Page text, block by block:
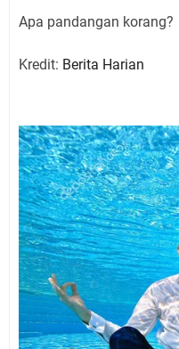
Apa pandangan korang?
Kredit: Berita Harian